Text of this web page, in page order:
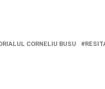
CORNELIU BUSU